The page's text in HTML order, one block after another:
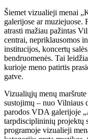
Šiemet vizualieji menai
galerijose ar muziejuose.
atrasti mažiau pažintas
centrai, nepriklausomos
institucijos, koncertų
bendruomenės. Tai
kurioje meno patirtis
gatve.
Vizualiųjų menų
sustojimų – nuo Vilniaus
parodos VDA galerijoje
tarpdisciplininių projektų
programoje vizualieji